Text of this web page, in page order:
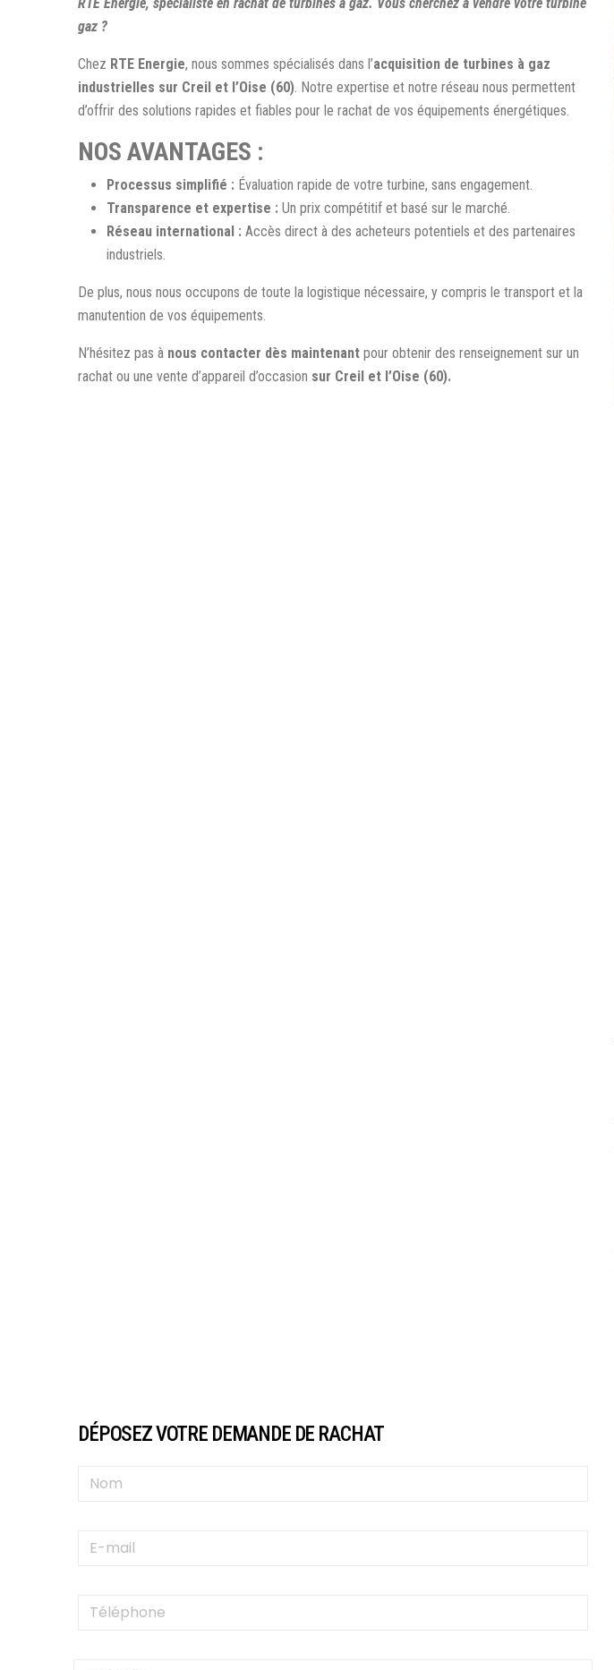
gaz ?
Chez RTE Energie, nous sommes spécialisés dans l’acquisition de turbines à gaz
industrielles sur Creil et l’Oise (60) . Notre expertise et notre réseau nous permettent
d’offrir des solutions rapides et fiables pour le rachat de vos équipements énergétiques.
NOS AVANTAGES :
Processus simplifié : Évaluation rapide de votre turbine, sans engagement.
Transparence et expertise : Un prix compétitif et basé sur le marché.
Réseau international : Accès direct à des acheteurs potentiels et des partenaires
industriels.
De plus, nous nous occupons de toute la logistique nécessaire, y compris le transport et la
manutention de vos équipements.
N’hésitez pas à nous contacter dès maintenant pour obtenir des renseignement sur un
rachat ou une vente d’appareil d’occasion sur Creil et l’Oise (60).
DÉPOSEZ VOTRE DEMANDE DE RACHAT